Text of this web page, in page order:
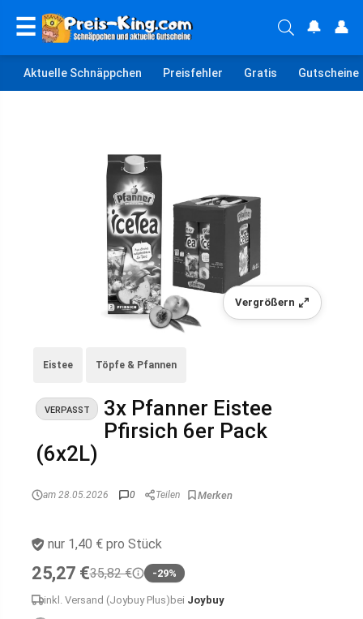
☰ 🔔 👤
Aktuelle Schnäppchen Preisfehler Gratis Gutscheine
Vergrößern
Eistee Töpfe & Pfannen
VERPASST
3x Pfanner Eistee
Pfirsich 6er Pack
(6x2L)
am 28.05.2026 0 Teilen
nur 1,40 € pro Stück
25,27 €35,82 € -29%
inkl. Versand (Joybuy Plus) bei Joybuy